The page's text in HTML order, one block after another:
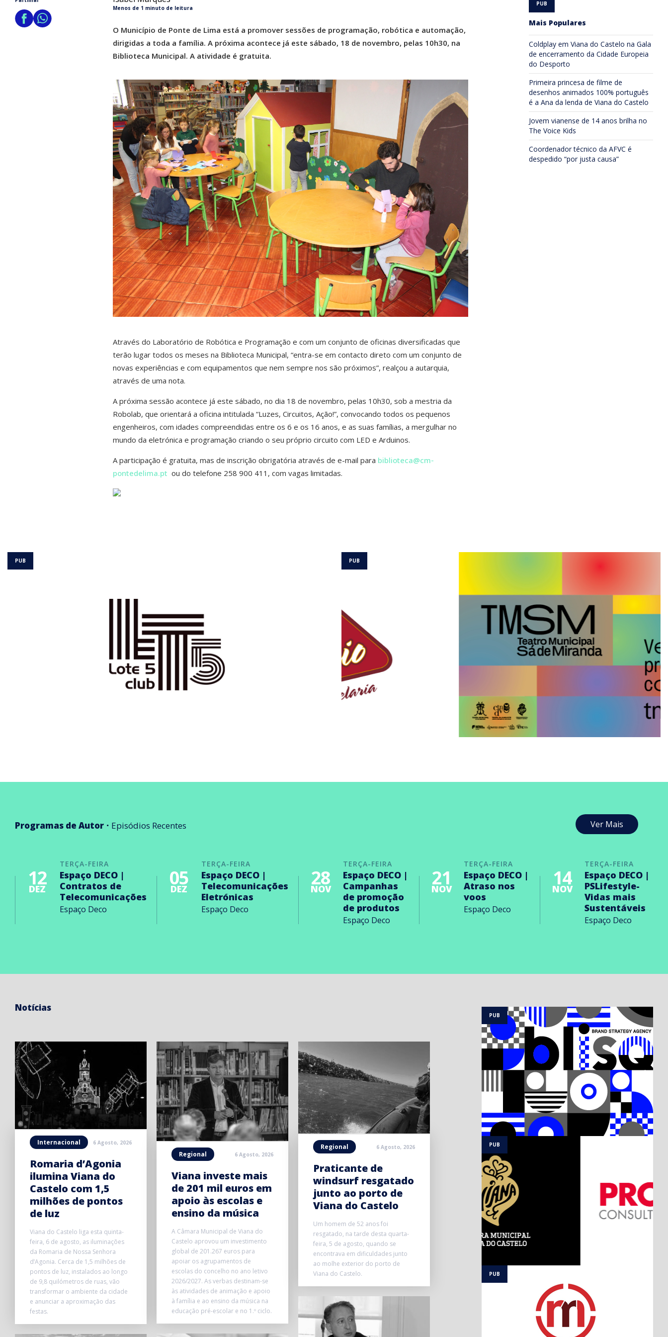
Menos de 1 minuto de leitura
O Município de Ponte de Lima está a promover sessões de programação, robótica e automação,
dirigidas a toda a família. A próxima acontece já este sábado, 18 de novembro, pelas 10h30, na
Biblioteca Municipal. A atividade é gratuita.
Através do Laboratório de Robótica e Programação e com um conjunto de oficinas diversificadas que
terão lugar todos os meses na Biblioteca Municipal, “entra-se em contacto direto com um conjunto de
novas experiências e com equipamentos que nem sempre nos são próximos”, realçou a autarquia,
através de uma nota.
A próxima sessão acontece já este sábado, no dia 18 de novembro, pelas 10h30, sob a mestria da
Robolab, que orientará a oficina intitulada “Luzes, Circuitos, Ação!”, convocando todos os pequenos
engenheiros, com idades compreendidas entre os 6 e os 16 anos, e as suas famílias, a mergulhar no
mundo da eletrónica e programação criando o seu próprio circuito com LED e Arduinos.
A participação é gratuita, mas de inscrição obrigatória através de e-mail para biblioteca@cm-
pontedelima.pt ou do telefone 258 900 411, com vagas limitadas.
Mais Populares
Coldplay em Viana do Castelo na Gala
de encerramento da Cidade Europeia
do Desporto
Primeira princesa de filme de
desenhos animados 100% português
é a Ana da lenda de Viana do Castelo
Jovem vianense de 14 anos brilha no
The Voice Kids
Coordenador técnico da AFVC é
despedido “por justa causa”
Programas de Autor Episódios Recentes Ver Mais
TERÇA-FEIRA
12
DEZ
Espaço DECO |
Contratos de
Telecomunicações
Espaço Deco
TERÇA-FEIRA
05
DEZ
Espaço DECO |
Telecomunicações
Eletrónicas
Espaço Deco
TERÇA-FEIRA
28
NOV
Espaço DECO |
Campanhas
de promoção
de produtos
Espaço Deco
TERÇA-FEIRA
21
NOV
Espaço DECO |
Atraso nos
voos
Espaço Deco
TERÇA-FEIRA
14
NOV
Espaço DECO |
PSLifestyle-
Vidas mais
Sustentáveis
Espaço Deco
Notícias
Internacional 6 Agosto, 2026
Romaria d’Agonia
ilumina Viana do
Castelo com 1,5
milhões de pontos
de luz
Viana do Castelo liga esta quinta-
feira, 6 de agosto, as iluminações
da Romaria de Nossa Senhora
d’Agonia. Cerca de 1,5 milhões de
pontos de luz, instalados ao longo
de 9,8 quilómetros de ruas, vão
transformar o ambiente da cidade
e anunciar a aproximação das
festas.
Regional 6 Agosto, 2026
Viana investe mais
de 201 mil euros em
apoio às escolas e
ensino da música
A Câmara Municipal de Viana do
Castelo aprovou um investimento
global de 201.267 euros para
apoiar os agrupamentos de
escolas do concelho no ano letivo
2026/2027. As verbas destinam-se
às atividades de animação e apoio
à família e ao ensino da música na
educação pré-escolar e no 1.º ciclo.
Regional 6 Agosto, 2026
Praticante de
windsurf resgatado
junto ao porto de
Viana do Castelo
Um homem de 52 anos foi
resgatado, na tarde desta quarta-
feira, 5 de agosto, quando se
encontrava em dificuldades junto
ao molhe exterior do porto de
Viana do Castelo.